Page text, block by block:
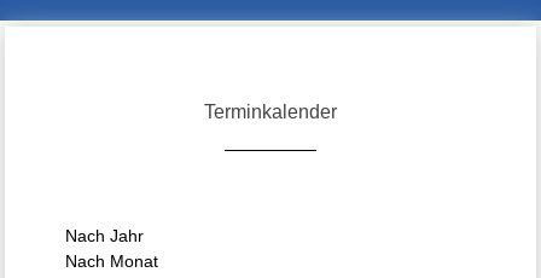
Terminkalender
Nach Jahr
Nach Monat